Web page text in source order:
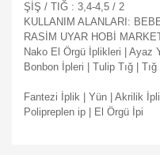
ŞİŞ / TIĞ : 3,4-4,5 / 2
KULLANIM ALANLARI:
RASİM UYAR HOBİ
Nako El Örgü İplikleri | Ayaz
Bonbon İpleri | Tulip Tığ |
Fantezi İplik | Yün | Akrilik
Polipreplen ip | El Örgü İpi